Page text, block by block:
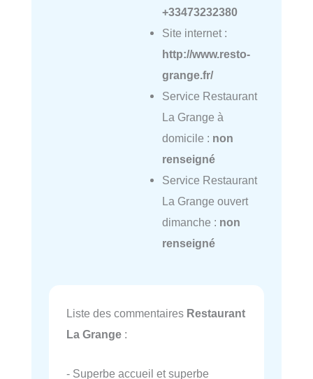
+33473232380
Site internet :
http://www.resto-
grange.fr/
Service Restaurant
La Grange à
domicile : non
renseigné
Service Restaurant
La Grange ouvert
dimanche : non
renseigné
Liste des commentaires Restaurant
La Grange :
- Superbe accueil et superbe